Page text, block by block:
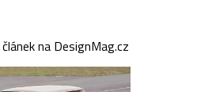
na DesignMag.cz